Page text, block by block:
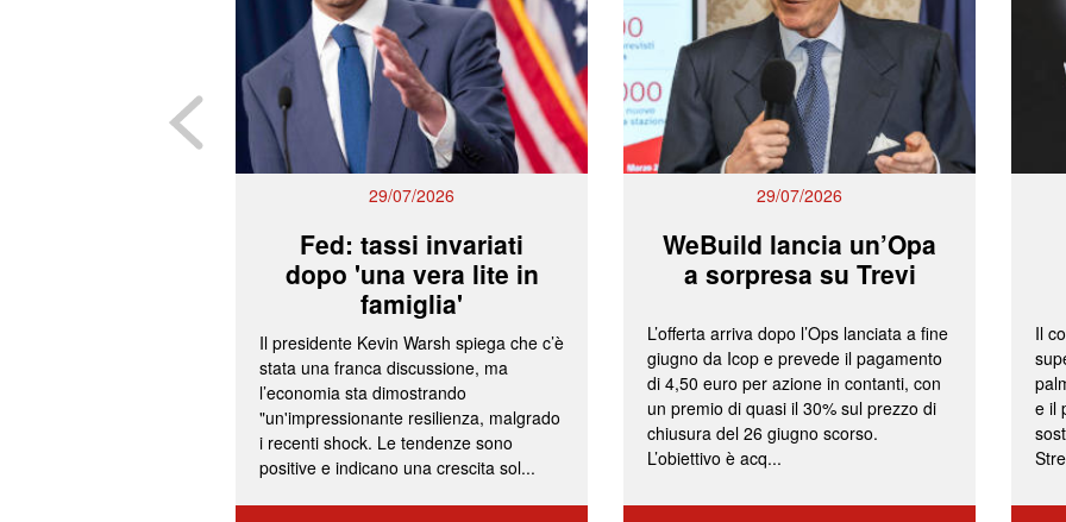
29/07/2026
Fed: tassi invariati
dopo 'una vera lite in
famiglia'
Il presidente Kevin Warsh spiega che c’è
stata una franca discussione, ma
l’economia sta dimostrando
"un'impressionante resilienza, malgrado
i recenti shock. Le tendenze sono
positive e indicano una crescita sol...
29/07/2026
WeBuild lancia un’Opa
a sorpresa su Trevi
L’offerta arriva dopo l’Ops lanciata a fine
giugno da Icop e prevede il pagamento
di 4,50 euro per azione in contanti, con
un premio di quasi il 30% sul prezzo di
chiusura del 26 giugno scorso.
L’obiettivo è acq...
Il
e il